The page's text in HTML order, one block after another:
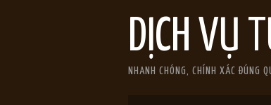
DỊCH VỤ
NHANH CHÓNG, CHÍNH XÁC ĐÚNG